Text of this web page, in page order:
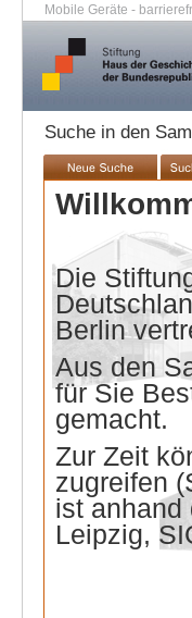
Mobile Geräte -
Suche in den
Die
Berlin
Aus den
für Sie
gemacht.
Zur Zeit
zugreifen
ist anhand
Leipzig,